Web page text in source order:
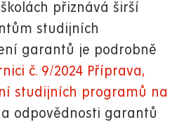
přiznává širší
studijních
garantů je podrobně
č. 9/2024 Příprava,
studijních programů na
a odpovědnosti garantů